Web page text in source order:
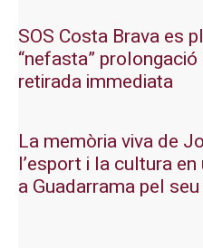
SOS Costa Brava es
“nefasta” prolongació
retirada immediata
La memòria viva de
l’esport i la cultura
a Guadarrama pel